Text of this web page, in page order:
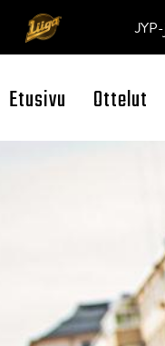
Open
Etusivu Ottelut